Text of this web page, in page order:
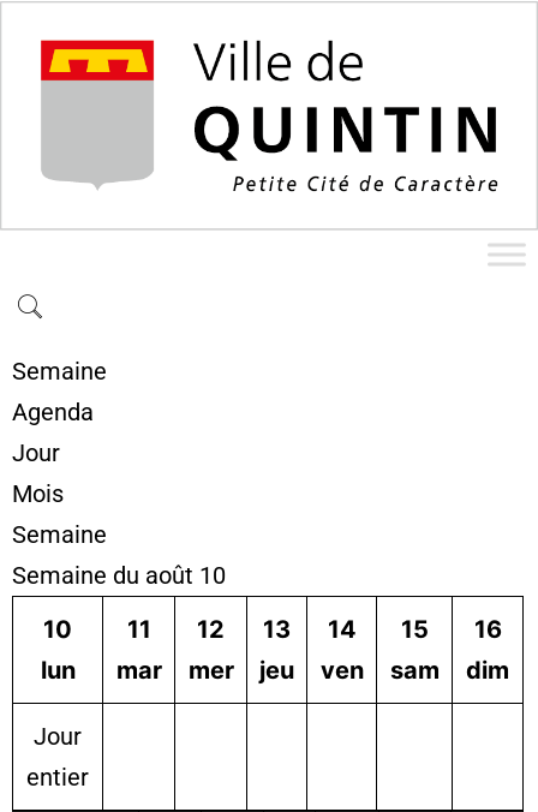
Semaine
Agenda
Jour
Mois
Semaine
Semaine du août 10
10
lun
11
mar
12
mer
13
jeu
14
ven
15
sam
16
dim
Jour
entier